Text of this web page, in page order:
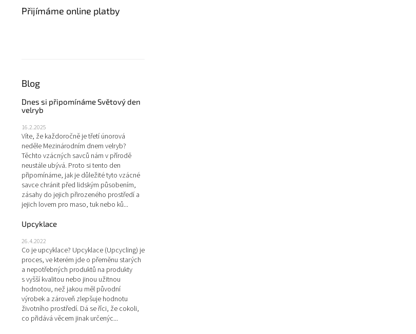
Přijímáme online platby
Blog
Dnes si připomínáme Světový den
velryb
16.2.2025
Víte, že každoročně je třetí únorová
neděle Mezinárodním dnem velryb?
Těchto vzácných savců nám v přírodě
neustále ubývá. Proto si tento den
připomínáme, jak je důležité tyto vzácné
savce chránit před lidským působením,
zásahy do jejich přirozeného prostředí a
jejich lovem pro maso, tuk nebo ků...
Upcyklace
26.4.2022
Co je upcyklace? Upcyklace (Upcycling) je
proces, ve kterém jde o přeměnu starých
a nepotřebných produktů na produkty
s vyšší kvalitou nebo jinou užitnou
hodnotou, než jakou měl původní
výrobek a zároveň zlepšuje hodnotu
životního prostředí. Dá se říci, že cokoli,
co přidává věcem jinak určenýc...